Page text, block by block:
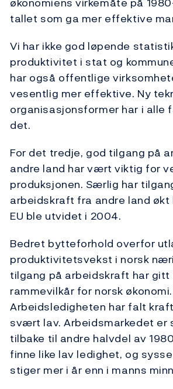
tallet som ga mer effektive
Vi har ikke god løpende
produktivitet i stat og
har også offentlige
vesentlig mer effektive. Ny
organisasjonsformer har i alle
det.
For det tredje, god tilgang på
andre land har vært viktig for
produksjonen. Særlig har
arbeidskraft fra andre land
EU ble utvidet i 2004.
Bedret bytteforhold overfor
produktivitetsvekst i norsk
tilgang på arbeidskraft har gitt
rammevilkår for norsk økonomi.
Arbeidsledigheten har falt
svært lav. Arbeidsmarkedet er
tilbake til andre halvdel av
finne like lav ledighet, og
stiger mer i år enn i manns